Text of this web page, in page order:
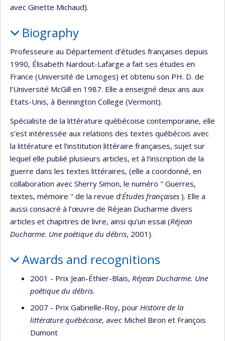
avec Ginette Michaud).
Biography
Professeure au Département d’études françaises depuis
1990, Élisabeth Nardout-Lafarge a fait ses études en
France (Université de Limoges) et obtenu son PH. D. de
l’Université McGill en 1987. Elle a enseigné deux ans aux
Etats-Unis, à Bennington College (Vermont).
Spécialiste de la littérature québécoise contemporaine, elle
s’est intéressée aux relations des textes québécois avec
la littérature et l’institution littéraire françaises, sujet sur
lequel elle publié plusieurs articles, et à l’inscription de la
guerre dans les textes littéraires, (elle a coordonné, en
collaboration avec Sherry Simon, le numéro " Guerres,
textes, mémoire " de la revue d’Études françaises ). Elle a
aussi consacré à l’œuvre de Réjean Ducharme divers
articles et chapitres de livre, ainsi qu’un essai (Réjean
Ducharme. Une poétique du débris, 2001).
Awards and recognitions
2001 - Prix Jean-Éthier-Blais, Réjean Ducharme. Une
poétique du débris.
2007 - Prix Gabrielle-Roy, pour Histoire de la
littérature québécoise, avec Michel Biron et François
Dumont